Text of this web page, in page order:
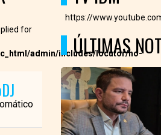
for
admin/includes/locutor/no-
https://
ÚLTIMAS